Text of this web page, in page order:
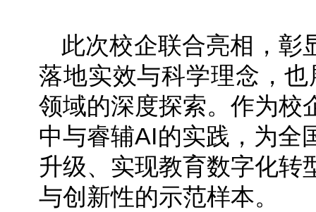
此次校企联合亮相，彰
落地实效与科学理念，
领域的深度探索。作为校
中与睿辅AI的实践，为全
升级、实现教育数字化转
与创新性的示范样本。